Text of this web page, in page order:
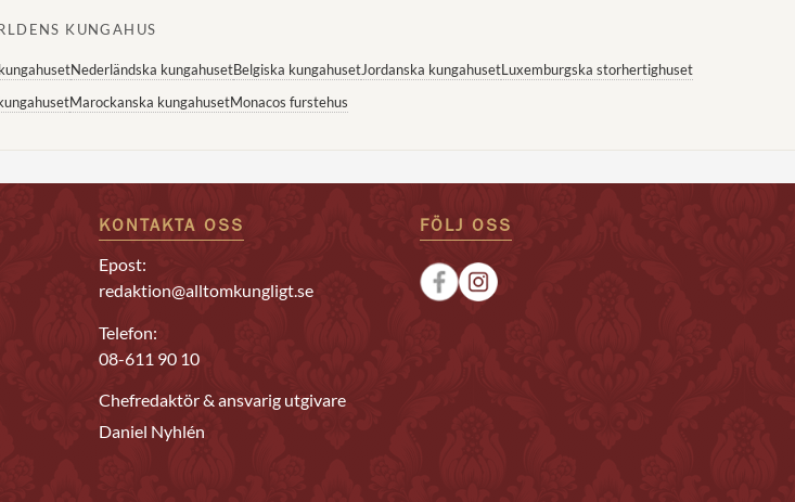
KUNGAHUS
Nederländska kungahusetBelgiska kungahusetJordanska kungahusetLuxemburgska storhertighuset
Marockanska kungahusetMonacos furstehus
KONTAKTA OSS
Epost:
redaktion@alltomkungligt.se
Telefon:
08-611 90 10
Chefredaktör & ansvarig utgivare
Daniel Nyhlén
FÖLJ OSS